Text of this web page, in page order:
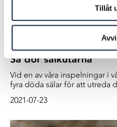
Tillåt
Så dör sälkutarna
Vid en av våra inspelningar i
fyra döda sälar för att utreda
kutarna, och i detta
2021-07-23